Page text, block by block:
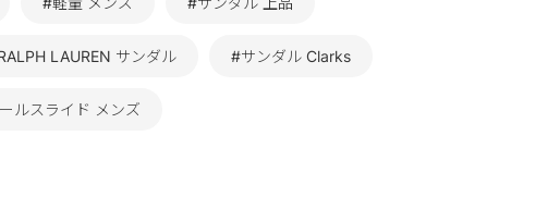
LAUREN サンダル #サンダル Clarks
ルスライド メンズ